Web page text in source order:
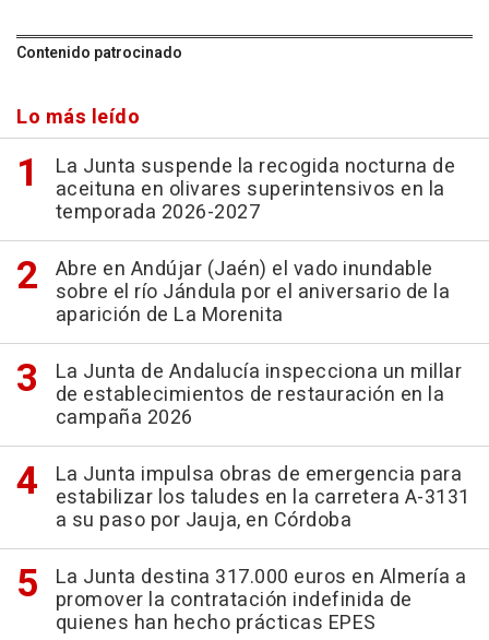
Contenido patrocinado
Lo más leído
La Junta suspende la recogida nocturna de
aceituna en olivares superintensivos en la
temporada 2026-2027
Abre en Andújar (Jaén) el vado inundable
sobre el río Jándula por el aniversario de la
aparición de La Morenita
La Junta de Andalucía inspecciona un millar
de establecimientos de restauración en la
campaña 2026
La Junta impulsa obras de emergencia para
estabilizar los taludes en la carretera A-3131
a su paso por Jauja, en Córdoba
La Junta destina 317.000 euros en Almería a
promover la contratación indefinida de
quienes han hecho prácticas EPES